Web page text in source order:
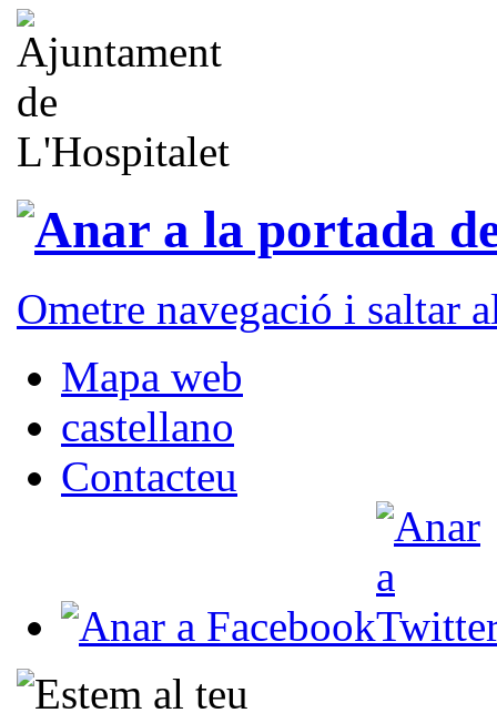
Ometre navegació i saltar
Mapa web
castellano
Contacteu